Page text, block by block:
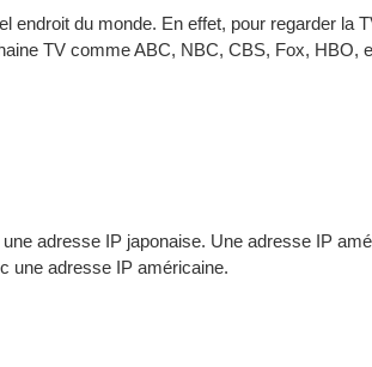
endroit du monde. En effet, pour regarder la
TV comme ABC, NBC, CBS, Fox, HBO,
adresse IP japonaise. Une adresse IP
une adresse IP américaine.